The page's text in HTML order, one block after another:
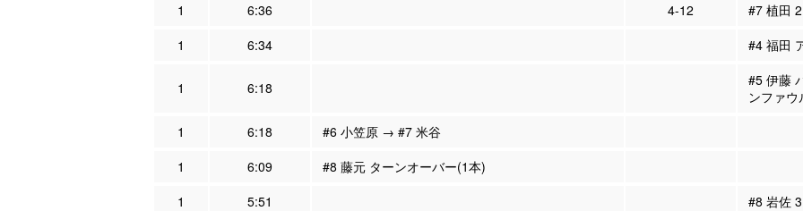
1
6:36 4-12
#7 植田
1
6:34 #4 福田
1 6:18
#5 伊藤
ンファウ
1
6:18
#6 小笠原 → #7 米谷
1
6:09
#8 藤元 ターンオーバー(1本)
1
5:51
#8 岩佐